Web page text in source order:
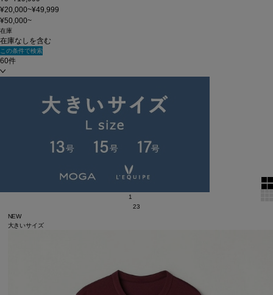
¥20,000~¥49,999
¥50,000~
在庫
在庫なしを含む
この条件で検索
60件
1
23
NEW
大きいサイズ